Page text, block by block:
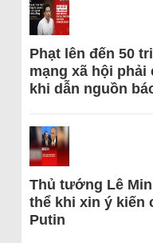
Phạt lên đến 50
mạng xã hội
khi dẫn nguồn
Thủ tướng Lê
thể khi xin ý kiến
Putin